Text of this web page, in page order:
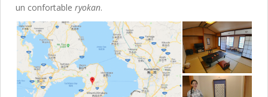
un confortable ryokan.